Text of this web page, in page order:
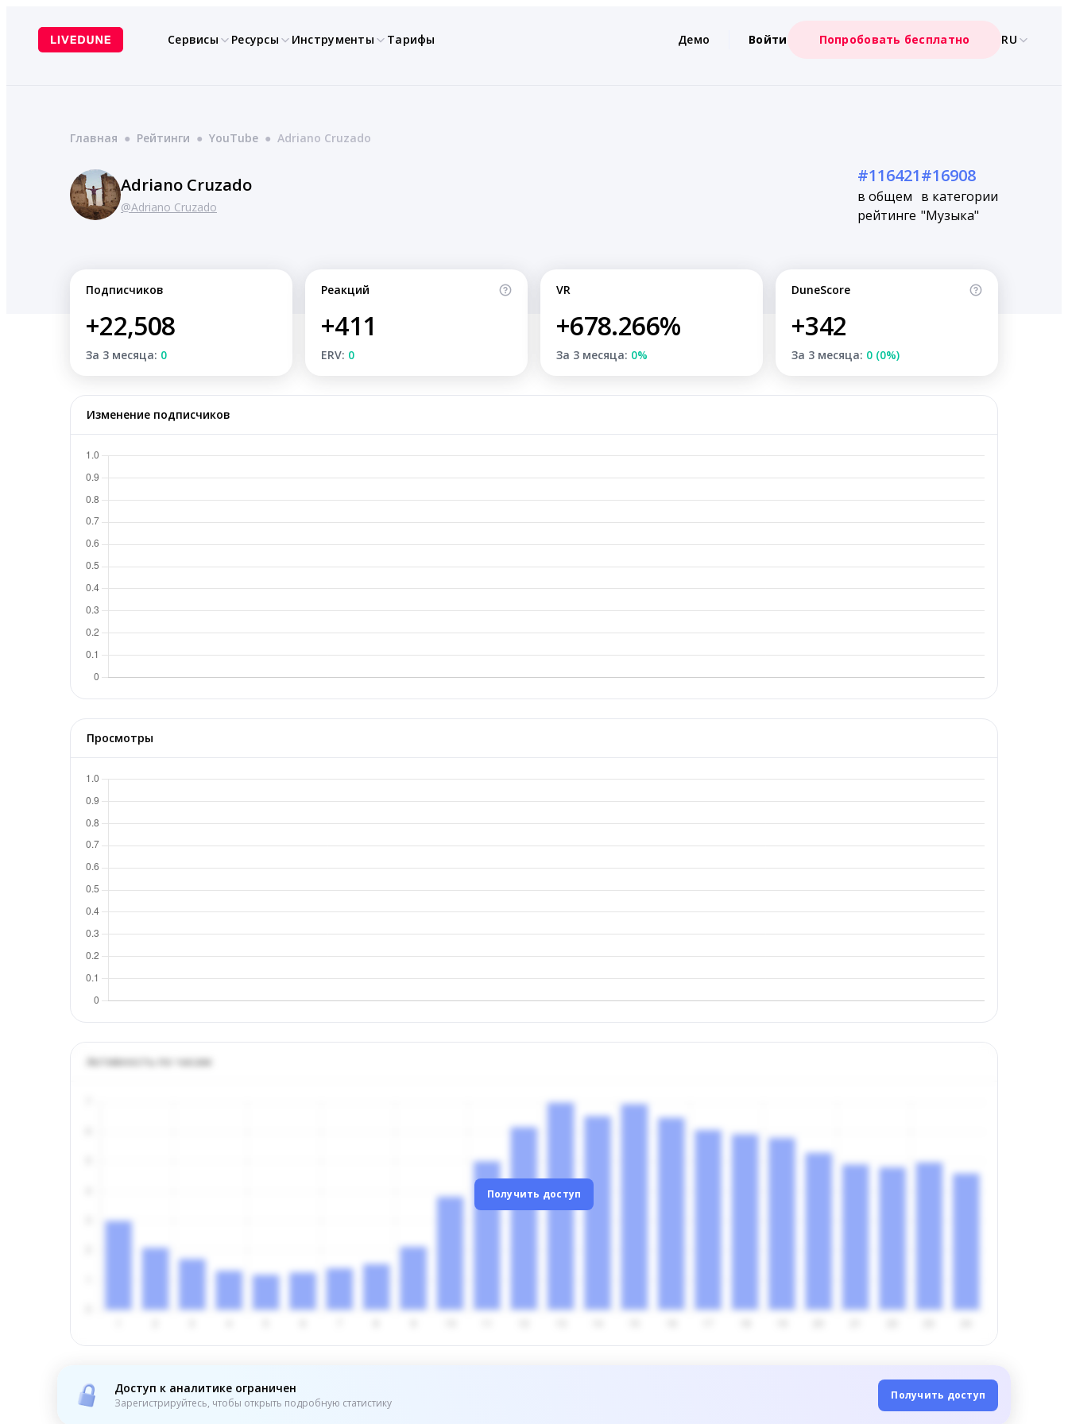
содержимому
Сервисы Ресурсы Инструменты Тарифы Демо Войти Попробовать бесплатно RU
Главная ● Рейтинги ● YouTube ● Adriano Cruzado
Adriano Cruzado
@Adriano Cruzado
#116421
в общем
рейтинге
#16908
в категории
"Музыка"
Подписчиков
+22,508
За 3 месяца: 0
Реакций
+411
ERV: 0
VR
+678.266%
За 3 месяца: 0%
DuneScore
+342
За 3 месяца: 0 (0%)
Изменение подписчиков
Просмотры
Активность по часам
Получить доступ
Доступ к аналитике ограничен
Зарегистрируйтесь, чтобы открыть подробную статистику
Получить доступ